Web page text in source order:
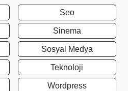
Seo
Sinema
Sosyal Medya
Teknoloji
Wordpress